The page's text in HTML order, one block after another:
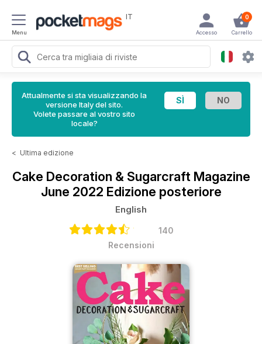
Menu
IT 0
Carrello
Accesso
Attualmente si sta visualizzando la
versione Italy del sito.
Volete passare al vostro sito
locale?
< Ultima edizione
Cake Decoration & Sugarcraft Magazine
June 2022 Edizione posteriore
English
140
Recensioni